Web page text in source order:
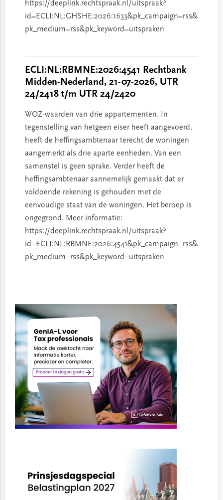
https://deeplink.rechtspraak.nl/uitspraak?
id=ECLI:NL:GHSHE:2026:1633&pk_campaign=rss&
pk_medium=rss&pk_keyword=uitspraken
ECLI:NL:RBMNE:2026:4541 Rechtbank
Midden-Nederland, 21-07-2026, UTR
24/2418 t/m UTR 24/2420
WOZ-waarden van drie appartementen. In
tegenstelling van hetgeen eiser heeft aangevoerd,
heeft de heffingsambtenaar terecht de woningen
aangemerkt als drie aparte eenheden. Van een
samenstel is geen sprake. Verder heeft de
heffingsambtenaar aannemelijk gemaakt dat er
voldoende rekening is gehouden met de
eenvoudige staat van de woningen. Het beroep is
ongegrond. Meer informatie:
https://deeplink.rechtspraak.nl/uitspraak?
id=ECLI:NL:RBMNE:2026:4541&pk_campaign=rss&
pk_medium=rss&pk_keyword=uitspraken
Sidebar